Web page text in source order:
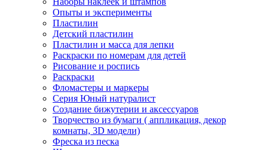
Опыты и эксперименты
Пластилин
Детский пластилин
Пластилин и масса для лепки
Раскраски по номерам для детей
Рисование и роспись
Раскраски
Фломастеры и маркеры
Серия Юный натуралист
Создание бижутерии и аксессуаров
Творчество из бумаги ( аппликация, декор
комнаты, 3D модели)
Фреска из песка